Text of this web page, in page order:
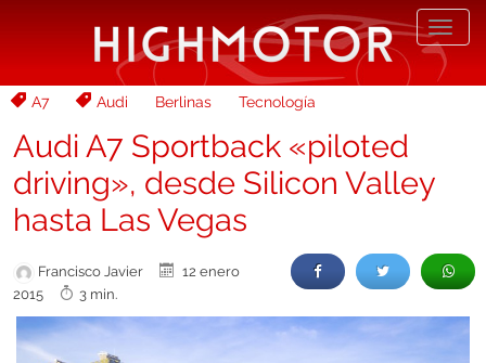
A7 Audi Berlinas Tecnología
Audi A7 Sportback «piloted
driving», desde Silicon Valley
hasta Las Vegas
Francisco Javier
12 enero
2015
3 min.